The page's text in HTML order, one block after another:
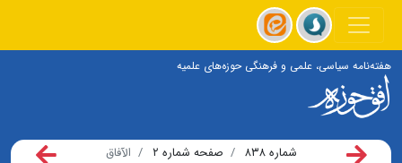
هفته‌نامه سیاسی، علمی و فرهنگی حوزه‌های علمیه
شماره ۸۳۸ صفحه شماره ۲ الآفاق